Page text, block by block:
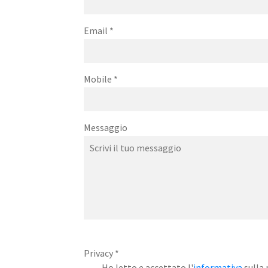
Email *
Mobile *
Messaggio
Privacy *